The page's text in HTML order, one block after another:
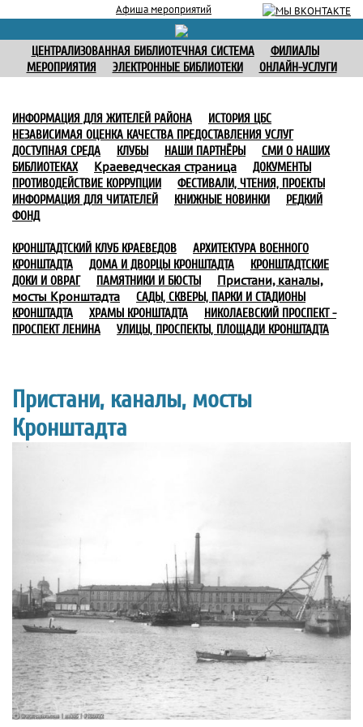
Афиша мероприятий
ЦЕНТРАЛИЗОВАННАЯ БИБЛИОТЕЧНАЯ СИСТЕМА
ФИЛИАЛЫ
МЕРОПРИЯТИЯ
ЭЛЕКТРОННЫЕ БИБЛИОТЕКИ ОНЛАЙН-УСЛУГИ
ИНФОРМАЦИЯ ДЛЯ ЖИТЕЛЕЙ РАЙОНА
ИСТОРИЯ ЦБС
НЕЗАВИСИМАЯ ОЦЕНКА КАЧЕСТВА ПРЕДОСТАВЛЕНИЯ УСЛУГ
ДОСТУПНАЯ СРЕДА
КЛУБЫ НАШИ ПАРТНЁРЫ
СМИ О НАШИХ
БИБЛИОТЕКАХ
Краеведческая страница
ДОКУМЕНТЫ
ПРОТИВОДЕЙСТВИЕ КОРРУПЦИИ
ФЕСТИВАЛИ, ЧТЕНИЯ, ПРОЕКТЫ
ИНФОРМАЦИЯ ДЛЯ ЧИТАТЕЛЕЙ
КНИЖНЫЕ НОВИНКИ
РЕДКИЙ
ФОНД
КРОНШТАДТСКИЙ КЛУБ КРАЕВЕДОВ
АРХИТЕКТУРА ВОЕННОГО
КРОНШТАДТА
ДОМА И ДВОРЦЫ КРОНШТАДТА
КРОНШТАДТСКИЕ
ДОКИ И ОВРАГ
ПАМЯТНИКИ И БЮСТЫ
Пристани, каналы,
мосты Кронштадта
САДЫ, СКВЕРЫ, ПАРКИ И СТАДИОНЫ
КРОНШТАДТА
ХРАМЫ КРОНШТАДТА
НИКОЛАЕВСКИЙ ПРОСПЕКТ -
ПРОСПЕКТ ЛЕНИНА
УЛИЦЫ, ПРОСПЕКТЫ, ПЛОЩАДИ КРОНШТАДТА
Пристани, каналы, мосты
Кронштадта